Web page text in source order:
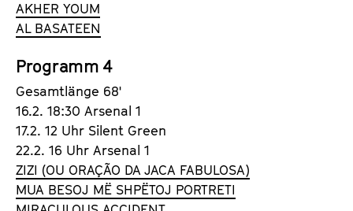
AKHER YOUM
AL BASATEEN
Programm 4
Gesamtlänge 68'
16.2. 18:30 Arsenal 1
17.2. 12 Uhr Silent Green
22.2. 16 Uhr Arsenal 1
ZIZI (OU ORAÇÃO DA JACA FABULOSA)
MUA BESOJ MË SHPËTOJ PORTRETI